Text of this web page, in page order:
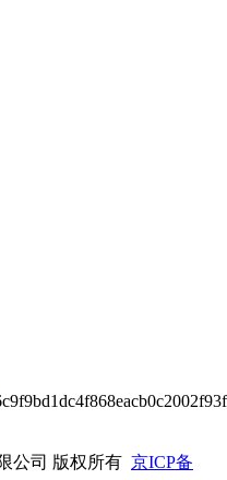
公司 版权所有 京ICP备